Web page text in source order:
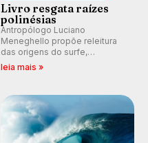
Livro resgata raízes
polinésias
Antropólogo Luciano
Meneghello propõe releitura
das origens do surfe,
resgatando a cultura polinésia
prática em esporte e indústria.
leia mais »